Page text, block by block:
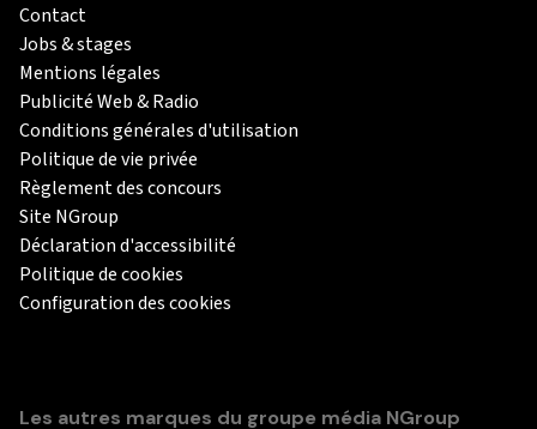
Contact
Jobs & stages
Mentions légales
Publicité Web & Radio
Conditions générales d'utilisation
Politique de vie privée
Règlement des concours
Site NGroup
Déclaration d'accessibilité
Politique de cookies
Configuration des cookies
Les autres marques du groupe média NGroup